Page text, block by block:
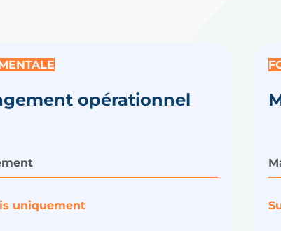
opérationnel
uniquement